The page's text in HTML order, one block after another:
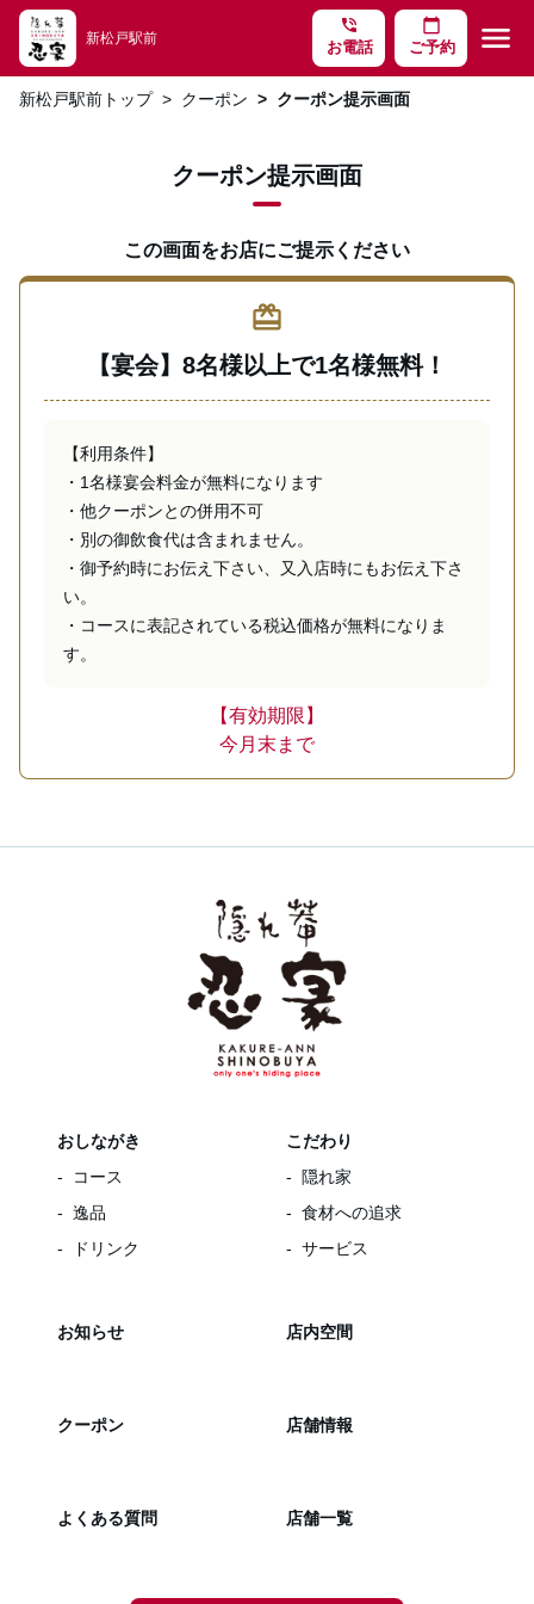
phone_in_talk
お電話
calendar_today
ご予約 menu
新松戸駅前
新松戸駅前トップ クーポン クーポン提示画面
クーポン提示画面
この画面をお店にご提示ください
redeem
【宴会】8名様以上で1名様無料！
【利用条件】
・1名様宴会料金が無料になります
・他クーポンとの併用不可
・別の御飲食代は含まれません。
・御予約時にお伝え下さい、又入店時にもお伝え下さ
い。
・コースに表記されている税込価格が無料になりま
す。
【有効期限】
今月末まで
おしながき
コース
逸品
ドリンク
こだわり
隠れ家
食材への追求
サービス
お知らせ 店内空間
クーポン 店舗情報
よくある質問 店舗一覧